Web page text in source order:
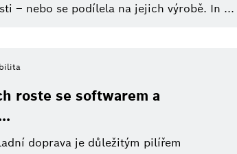
– nebo se podílela na jejich výrobě. In ...
roste se softwarem a
doprava je důležitým pilířem